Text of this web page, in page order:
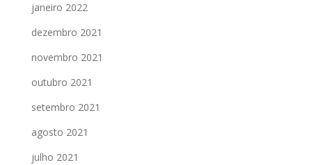
janeiro 2022
dezembro 2021
novembro 2021
outubro 2021
setembro 2021
agosto 2021
julho 2021